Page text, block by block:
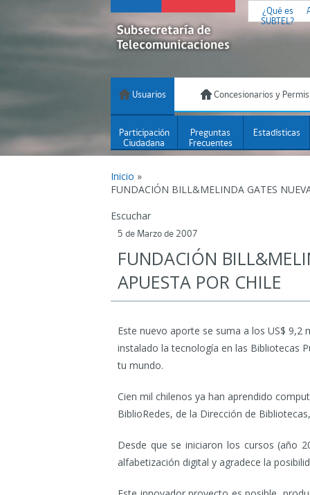
¿Qué es
SUBTEL?
Usuarios Concesionarios y
Participación
Ciudadana
Preguntas
Frecuentes
Estadísticas
Inicio »
FUNDACIÓN BILL&MELINDA GATES
Escuchar
5 de Marzo de 2007
FUNDACIÓN
APUESTA POR CHILE
Este nuevo aporte se suma a los US$ 9,2
instalado la tecnología en las Bibliotecas
tu mundo.
Cien mil chilenos ya han aprendido
BiblioRedes, de la Dirección de
Desde que se iniciaron los cursos (año
alfabetización digital y agradece la